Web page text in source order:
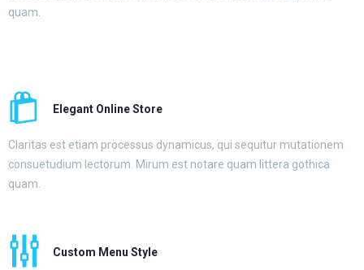
quam.
Elegant Online Store
Claritas est etiam processus dynamicus, qui sequitur mutationem
consuetudium lectorum. Mirum est notare quam littera gothica
quam.
Custom Menu Style